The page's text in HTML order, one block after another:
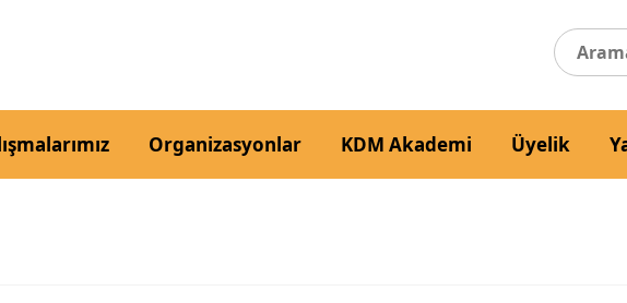
Organizasyonlar KDM Akademi Üyelik